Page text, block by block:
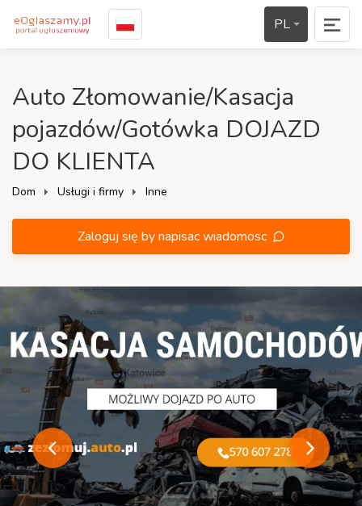
PL
Auto Złomowanie/Kasacja
pojazdów/Gotówka DOJAZD
DO KLIENTA
Dom Usługi i firmy Inne
Zaloguj się by napisac wiadomosc